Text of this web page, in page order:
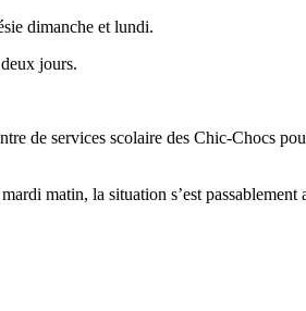
dimanche et lundi.
jours.
de services scolaire des Chic-Chocs
matin, la situation s’est